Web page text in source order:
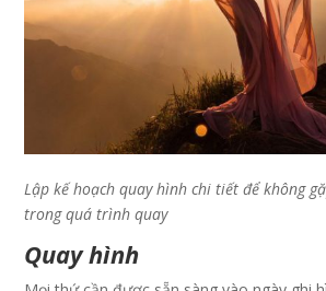
Lập kế hoạch quay hình chi tiết để không
trong quá trình quay
Quay hình